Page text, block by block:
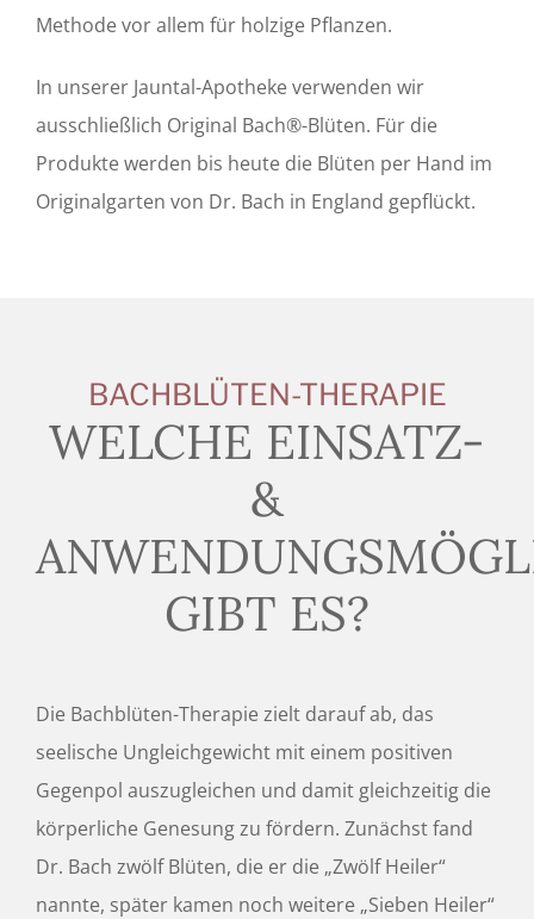
Methode vor allem für holzige Pflanzen.
In unserer Jauntal-Apotheke verwenden wir
ausschließlich Original Bach®-Blüten. Für die
Produkte werden bis heute die Blüten per Hand im
Originalgarten von Dr. Bach in England gepflückt.
BACHBLÜTEN-THERAPIE
WELCHE EINSATZ-
&
GIBT ES?
Die Bachblüten-Therapie zielt darauf ab, das
seelische Ungleichgewicht mit einem positiven
Gegenpol auszugleichen und damit gleichzeitig die
körperliche Genesung zu fördern. Zunächst fand
Dr. Bach zwölf Blüten, die er die „Zwölf Heiler“
nannte, später kamen noch weitere „Sieben Heiler“